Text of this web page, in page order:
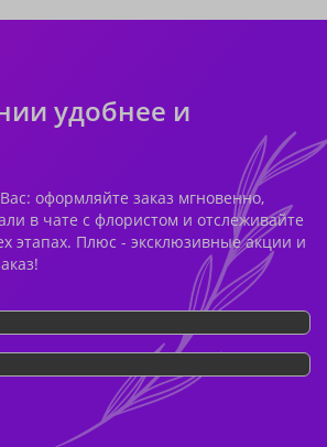
удобнее и
оформляйте заказ мгновенно,
в чате с флористом и отслеживайте
этапах. Плюс - эксклюзивные акции и